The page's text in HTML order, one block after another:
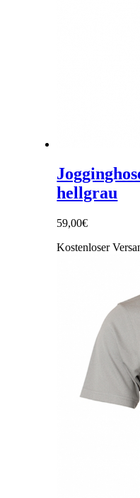
hellgrau
59,00€
Kostenloser